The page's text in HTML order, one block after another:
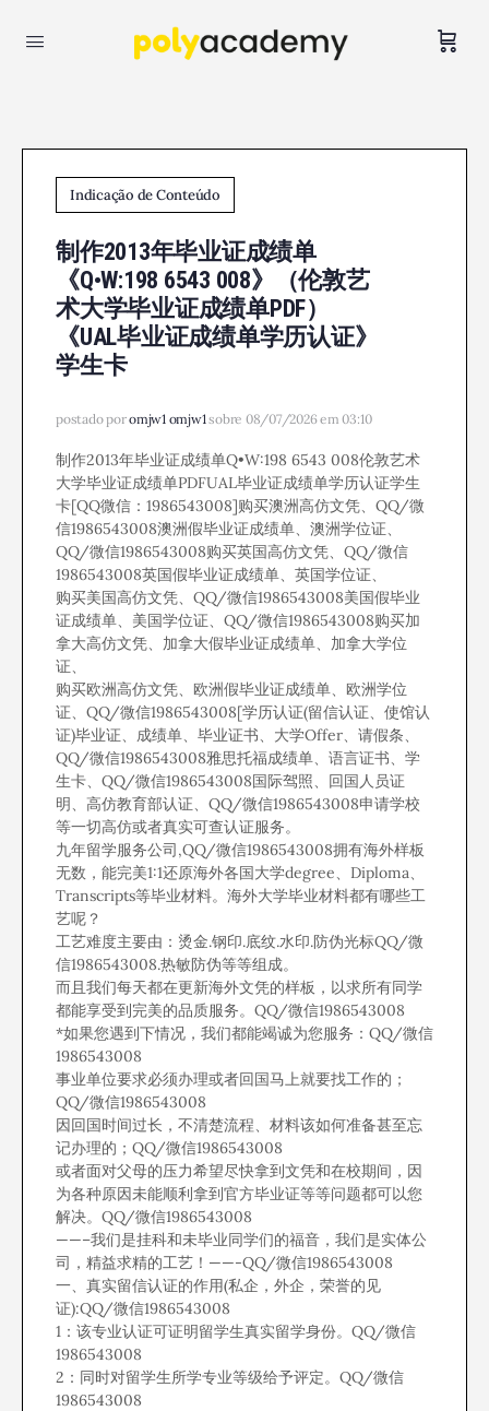
Indicação de Conteúdo
制作2013年毕业证成绩单
《Q•W:198 6543 008》（伦敦艺
术大学毕业证成绩单PDF）
《UAL毕业证成绩单学历认证》
学生卡
postado poromjw1 omjw1sobre 08/07/2026 em 03:10
制作2013年毕业证成绩单Q•W:198 6543 008伦敦艺术
大学毕业证成绩单PDFUAL毕业证成绩单学历认证学生
卡[QQ微信：1986543008]购买澳洲高仿文凭、QQ/微
信1986543008澳洲假毕业证成绩单、澳洲学位证、
QQ/微信1986543008购买英国高仿文凭、QQ/微信
1986543008英国假毕业证成绩单、英国学位证、
购买美国高仿文凭、QQ/微信1986543008美国假毕业
证成绩单、美国学位证、QQ/微信1986543008购买加
拿大高仿文凭、加拿大假毕业证成绩单、加拿大学位
证、
购买欧洲高仿文凭、欧洲假毕业证成绩单、欧洲学位
证、QQ/微信1986543008[学历认证(留信认证、使馆认
证)毕业证、成绩单、毕业证书、大学Offer、请假条、
QQ/微信1986543008雅思托福成绩单、语言证书、学
生卡、QQ/微信1986543008国际驾照、回国人员证
明、高仿教育部认证、QQ/微信1986543008申请学校
等一切高仿或者真实可查认证服务。
九年留学服务公司,QQ/微信1986543008拥有海外样板
无数，能完美1:1还原海外各国大学degree、Diploma、
Transcripts等毕业材料。海外大学毕业材料都有哪些工
艺呢？
工艺难度主要由：烫金.钢印.底纹.水印.防伪光标QQ/微
信1986543008.热敏防伪等等组成。
而且我们每天都在更新海外文凭的样板，以求所有同学
都能享受到完美的品质服务。QQ/微信1986543008
*如果您遇到下情况，我们都能竭诚为您服务：QQ/微信
1986543008
事业单位要求必须办理或者回国马上就要找工作的；
QQ/微信1986543008
因回国时间过长，不清楚流程、材料该如何准备甚至忘
记办理的；QQ/微信1986543008
或者面对父母的压力希望尽快拿到文凭和在校期间，因
为各种原因未能顺利拿到官方毕业证等等问题都可以您
解决。QQ/微信1986543008
——–我们是挂科和未毕业同学们的福音，我们是实体公
司，精益求精的工艺！——-QQ/微信1986543008
一、真实留信认证的作用(私企，外企，荣誉的见
证):QQ/微信1986543008
1：该专业认证可证明留学生真实留学身份。QQ/微信
1986543008
2：同时对留学生所学专业等级给予评定。QQ/微信
1986543008